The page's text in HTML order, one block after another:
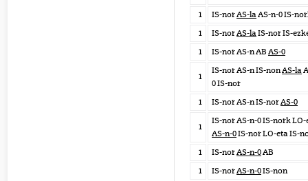
1
IS-norAS-laAS-n-0 IS-
1
IS-norAS-laIS-nor IS-
1
IS-nor AS-n AB AS-0
1
IS-nor AS-n IS-nonAS-la
0 IS-nor
1
IS-nor AS-n IS-norAS-0
1
IS-nor AS-n-0 IS-nork LO-
AS-n-0IS-nor LO-eta IS-
1
IS-norAS-n-0AB
1
IS-norAS-n-0IS-non